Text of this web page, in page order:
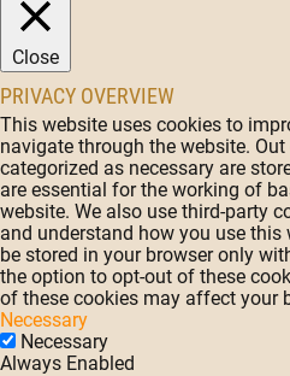
Close
PRIVACY OVERVIEW
This website uses cookies to
navigate through the website.
categorized as necessary are
are essential for the working of
website. We also use third-party
and understand how you use this
be stored in your browser only
the option to opt-out of these
of these cookies may affect your
Necessary
Necessary
Always Enabled